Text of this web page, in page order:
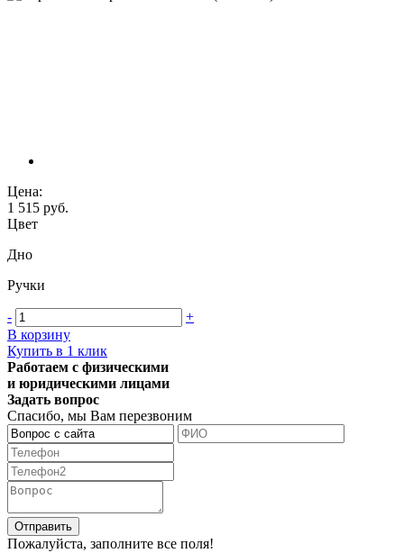
Цена:
1 515 руб.
Цвет
Дно
Ручки
-
+
В корзину
Купить в 1 клик
Работаем с физическими
и юридическими лицами
Задать вопрос
Спасибо, мы Вам перезвоним
Пожалуйста, заполните все поля!